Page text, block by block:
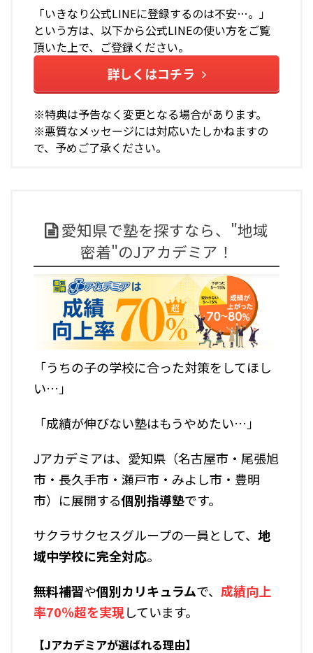
「いきなり公式LINEに登録するのは不安…。」
という方は、以下から公式LINEの使い方をご覧
頂いた上で、ご登録ください。
詳しくはコチラ
※特典は予告なく変更となる場合があります。
※悪質なメッセージには対応いたしかねますの
で、予めご了承ください。
愛知県で塾を探すなら、"地域
密着"のJアカデミア！
「うちの子の学校に合った対策をしてほし
い…」
「成績が伸びない塾はもうやめたい…」
Jアカデミアは、愛知県（名古屋市・尾張旭
市・長久手市・瀬戸市・みよし市・豊明
市）に展開する個別指導塾です。
サクラサクセスグループの一員として、 地
域中学校に完全対応。
無料補習や個別カリキュラムで、 成績向上
率70％超を実現しています。
【Jアカデミアが選ばれる理由】